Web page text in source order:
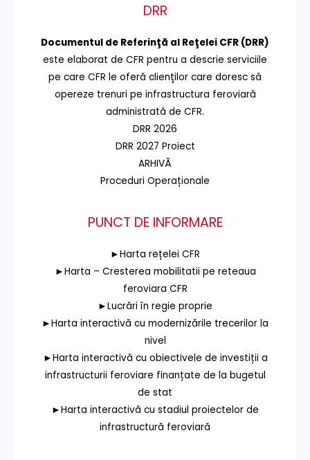
DRR
Documentul de Referinţă al Reţelei CFR (DRR)
este elaborat de CFR pentru a descrie serviciile
pe care CFR le oferă clienţilor care doresc să
opereze trenuri pe infrastructura feroviară
administrată de CFR.
DRR 2026
DRR 2027 Proiect
ARHIVĂ
Proceduri Operaționale
PUNCT DE INFORMARE
►Harta rețelei CFR
►Harta – Cresterea mobilitatii pe reteaua
feroviara CFR
►Lucrări în regie proprie
►Harta interactivă cu modernizările trecerilor la
nivel
►Harta interactivă cu obiectivele de investiții a
infrastructurii feroviare finanțate de la bugetul
de stat
►Harta interactivă cu stadiul proiectelor de
infrastructură feroviară